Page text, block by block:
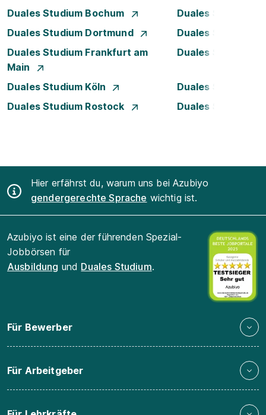
Duales Studium Bochum
Duales Studium
Duales Studium Dortmund
Duales Studium
Duales Studium Frankfurt am
Main
Duales Studium
Duales Studium Köln
Duales Studium
Duales Studium Rostock
Duales Studium
Hier erfährst du, warum uns bei Azubiyo
gendergerechte Sprache wichtig ist.
Azubiyo ist eine der führenden Spezial-
Jobbörsen für
Ausbildung und Duales Studium.
Für Bewerber
Für Arbeitgeber